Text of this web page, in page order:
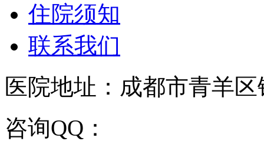
住院须知
联系我们
医院地址：成都市青羊
咨询QQ：